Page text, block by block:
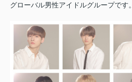
グローバル男性アイドルグループです。